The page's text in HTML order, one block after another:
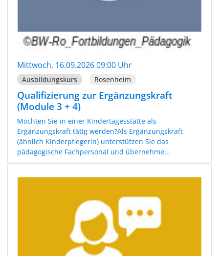
Mittwoch, 16.09.2026 09:00 Uhr
Ausbildungskurs Rosenheim
Qualifizierung zur Ergänzungskraft
(Module 3 + 4)
Möchten Sie in einer Kindertagesstätte als
Ergänzungskraft tätig werden?Als Ergänzungskraft
(ähnlich Kinderpflegerin) unterstützen Sie das
pädagogische Fachpersonal und übernehme...